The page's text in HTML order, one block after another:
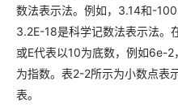
数法表示法。例如，3.14和-
3.2E-18是科学记数法表示法。
或E代表以10为底数，例如6e-
为指数。表2-2所示为小数点表
表。